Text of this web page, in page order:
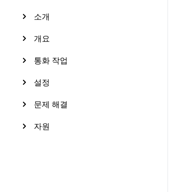
소개
개요
통화 작업
설정
문제 해결
자원